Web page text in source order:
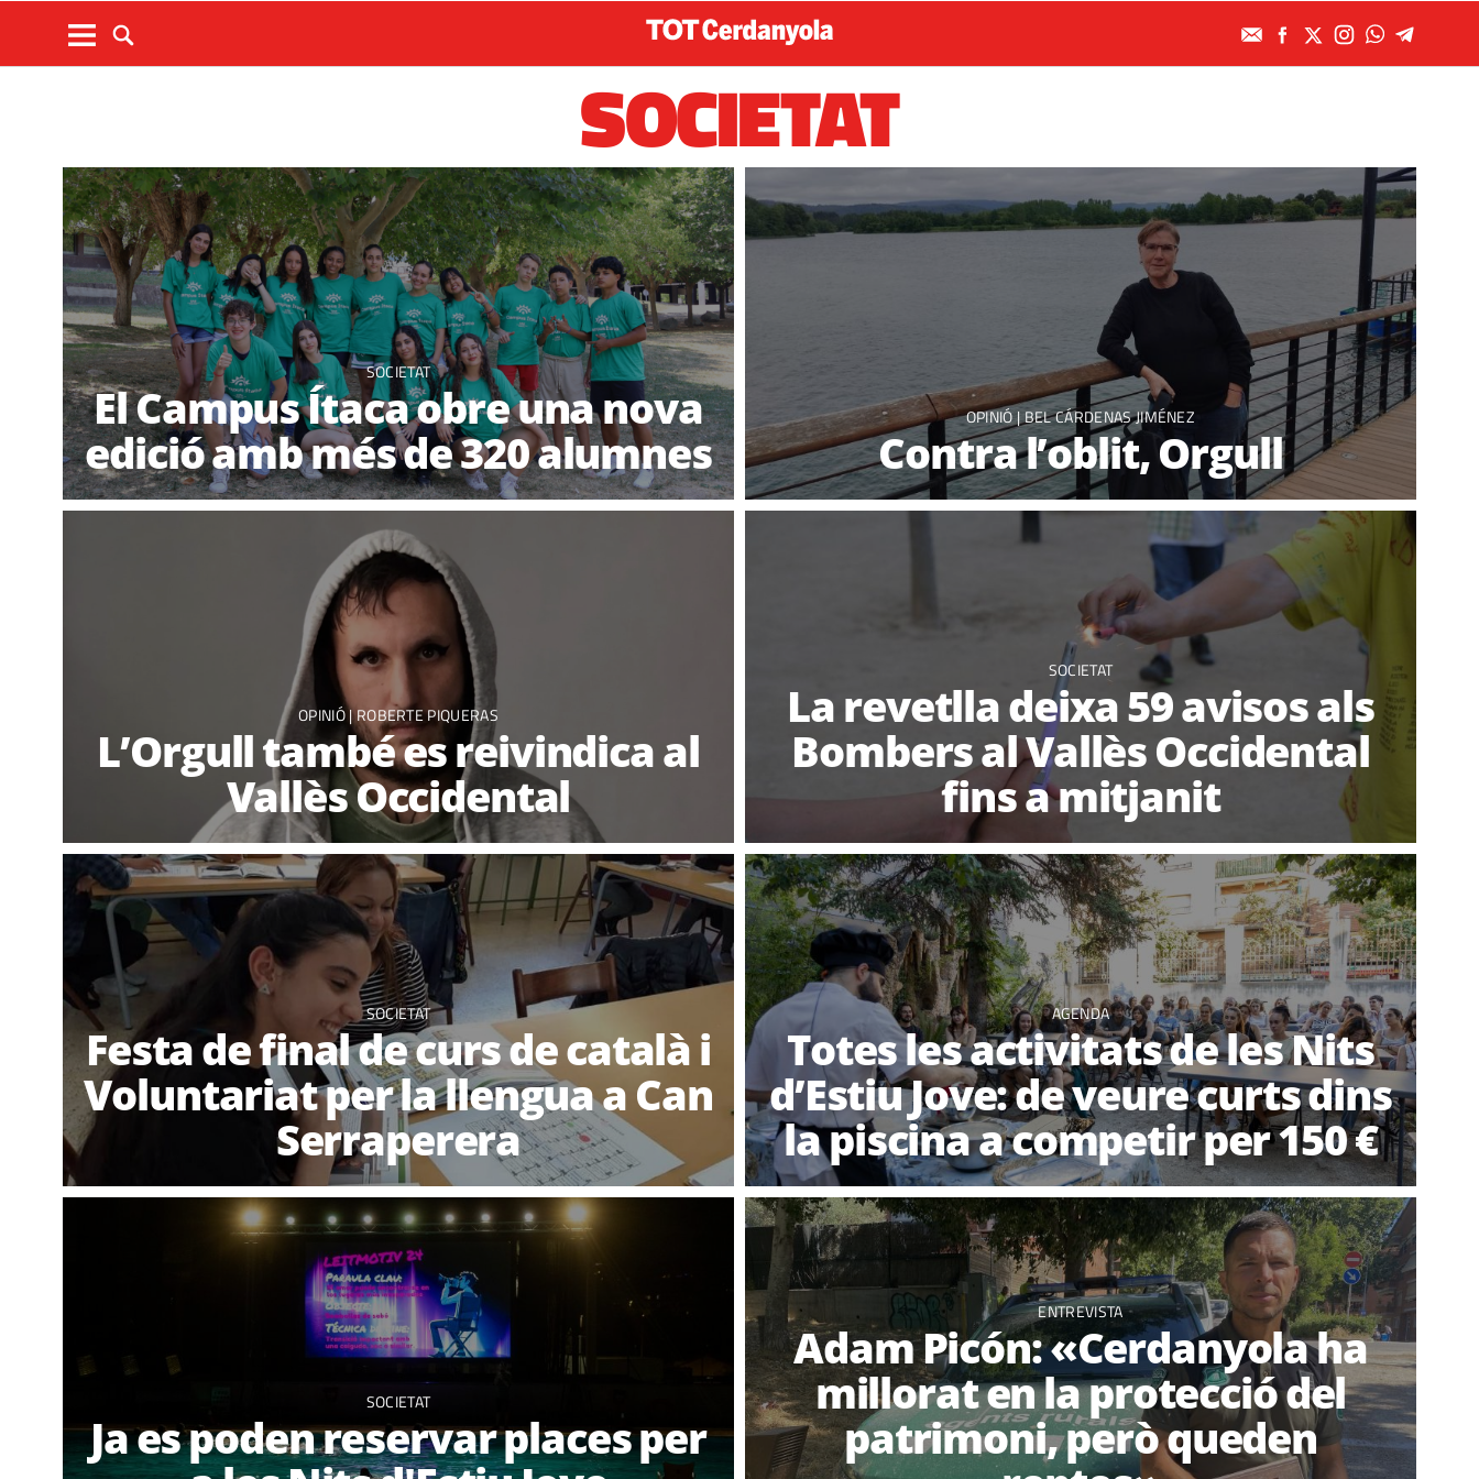
SOCIETAT
SOCIETAT
El Campus Ítaca obre una nova
edició amb més de 320 alumnes
OPINIÓ|BEL CÁRDENAS JIMÉNEZ
Contra l’oblit, Orgull
OPINIÓ|ROBERTE PIQUERAS
L’Orgull també es reivindica al
Vallès Occidental
SOCIETAT
La revetlla deixa 59 avisos als
Bombers al Vallès Occidental
fins a mitjanit
SOCIETAT
Festa de final de curs de català i
Voluntariat per la llengua a Can
Serraperera
AGENDA
Totes les activitats de les Nits
d’Estiu Jove: de veure curts dins
la piscina a competir per 150 €
SOCIETAT
Ja es poden reservar places per
ENTREVISTA
Adam Picón: «Cerdanyola ha
millorat en la protecció del
patrimoni, però queden